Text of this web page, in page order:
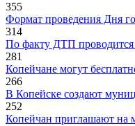
355
Формат проведения Дня
314
По факту ДТП проводится
281
Копейчане могут
266
В Копейске создают
252
Копейчан приглашают на